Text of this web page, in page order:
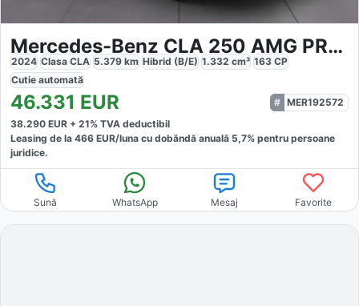
Mercedes-Benz CLA 250 AMG PREMIUM PLUS
2024 Clasa CLA 5.379 km Hibrid (B/E) 1.332 cm³ 163 CP
Cutie automată
46.331 EUR
MER192572
38.290 EUR + 21% TVA deductibil
Leasing de la 466 EUR/luna cu dobăndă anuală 5,7% pentru persoane
juridice.
Sună WhatsApp Mesaj Favorite